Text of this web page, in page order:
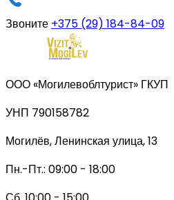
Звоните +375 (29) 184-84-09
ООО «Могилевоблтурист» ГКУП
УНП 790158782
Могилёв, Ленинская улица, 13
Пн.-Пт.: 09:00 - 18:00